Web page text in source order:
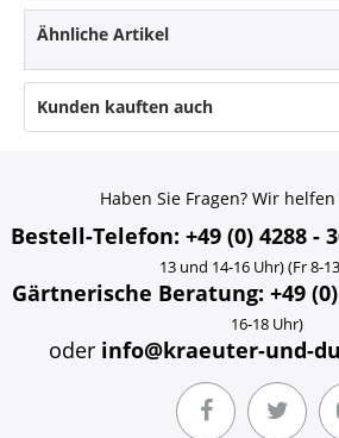
Ähnliche Artikel
Kunden kauften auch
Haben Sie Fragen? Wir
Bestell-Telefon: +49 (0) 4288 -
13 und 14-16 Uhr) (Fr 8-
Gärtnerische Beratung: +49 (0)
16-18 Uhr)
oder info@kraeuter-und-